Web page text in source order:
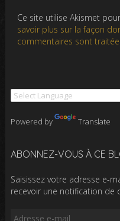
Ce site utilise Akismet
savoir plus sur la façon
commentaires sont
Powered by Translate
ABONNEZ-VOUS À CE
Saisissez votre adresse e-
recevoir une notification de
Adresse